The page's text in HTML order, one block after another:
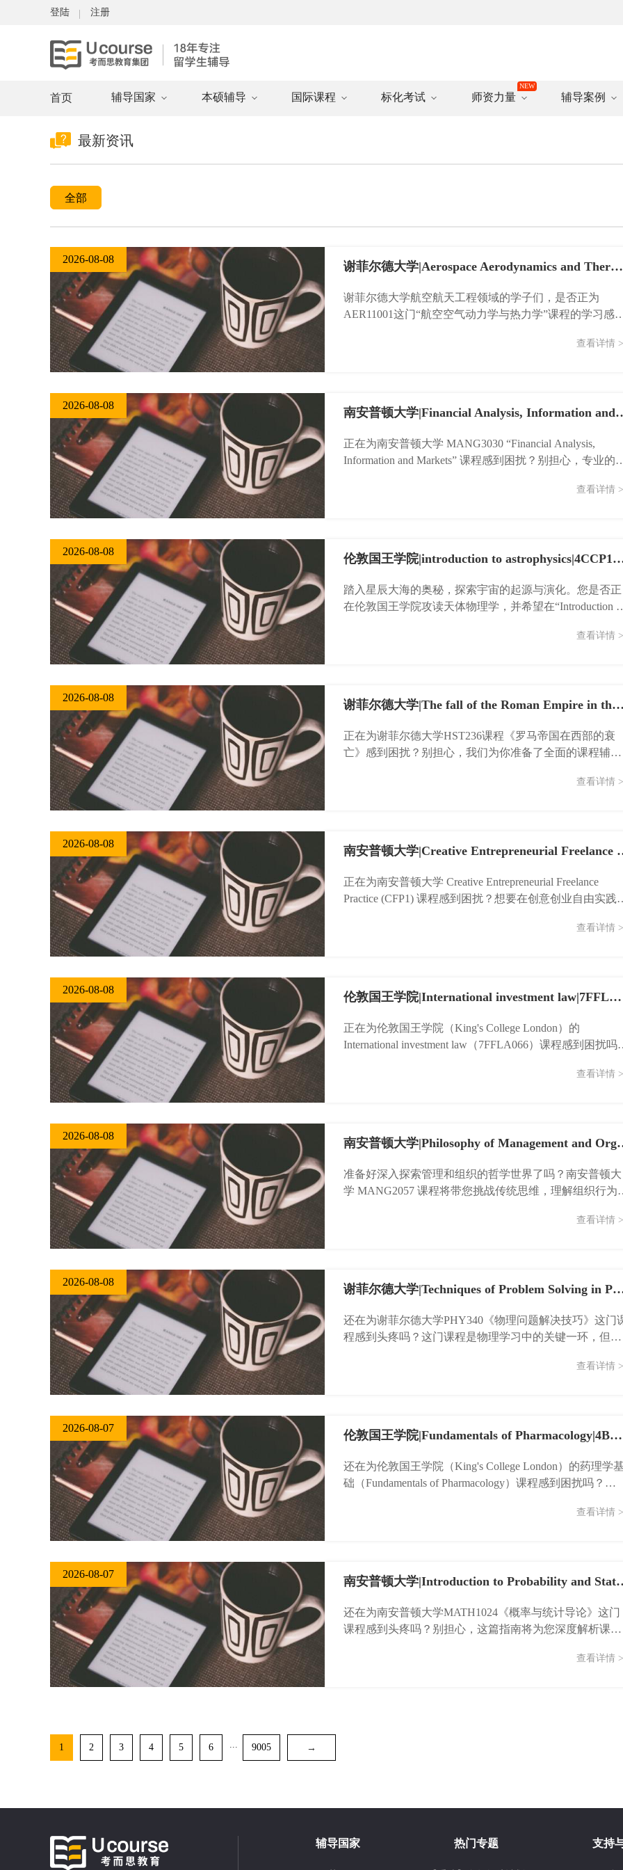
登陆 注册
首页 辅导国家 本硕辅导 国际课程 标化考试 师资力量 辅导案例
最新资讯
全部
2026-08-08
谢菲尔德大学|Aerospace Aerodynamics and Thermodynamics|AER11001课程辅导
谢菲尔德大学航空航天工程领域的学子们，是否正为
AER11001这门“航空空气动力学与热力学”课程的学习感
查看详情
2026-08-08
南安普顿大学|Financial Analysis,
正在为南安普顿大学 MANG3030 “Financial Analysis,
Information and Markets” 课程感到困扰？别担心，专业的
查看详情
2026-08-08
伦敦国王学院|introduction to
踏入星辰大海的奥秘，探索宇宙的起源与演化。您是否正
在伦敦国王学院攻读天体物理学，并希望在“Introduction to
查看详情
2026-08-08
谢菲尔德大学|The fall of the Roman Empire in the West|HST236课程辅导
正在为谢菲尔德大学HST236课程《罗马帝国在西部的衰
亡》感到困扰？别担心，我们为你准备了全面的课程辅
查看详情
2026-08-08
南安普顿大学
正在为南安普顿大学 Creative Entrepreneurial Freelance
Practice (CFP1) 课程感到困扰？想要在创意创业自由实践
查看详情
2026-08-08
伦敦国王学院|International investment law|7FFLA066课程辅导
正在为伦敦国王学院（King's College London）的
International investment law（7FFLA066）课程感到困扰吗
查看详情
2026-08-08
南安普顿大学
准备好深入探索管理和组织的哲学世界了吗？南安普顿大
学 MANG2057 课程将带您挑战传统思维，理解组织行为
查看详情
2026-08-08
谢菲尔德大学|Techniques of Problem Solving in
还在为谢菲尔德大学PHY340《物理问题解决技巧》这门
程感到头疼吗？这门课程是物理学习中的关键一环，但其
查看详情
2026-08-07
伦敦国王学院|Fundamentals of Pharmacology|4BBY1040课程辅导
还在为伦敦国王学院（King's College London）的药理学基
础（Fundamentals of Pharmacology）课程感到困扰吗？
查看详情
2026-08-07
南安普顿大学|Introduction
还在为南安普顿大学MATH1024《概率与统计导论》这门
课程感到头疼吗？别担心，这篇指南将为您深度解析课程
查看详情
1 2 3 4 5 6 ... 9005 →
辅导国家 热门专题 支持